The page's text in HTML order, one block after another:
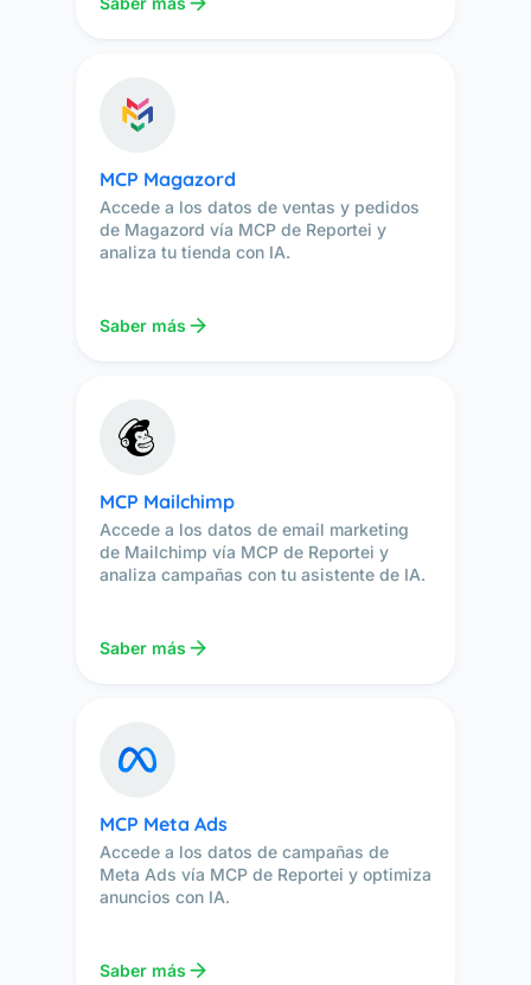
MCP Magazord
Accede a los datos de ventas y pedidos
de Magazord vía MCP de Reportei y
analiza tu tienda con IA.
Saber más
MCP Mailchimp
Accede a los datos de email marketing
de Mailchimp vía MCP de Reportei y
analiza campañas con tu asistente de IA.
Saber más
MCP Meta Ads
Accede a los datos de campañas de
Meta Ads vía MCP de Reportei y optimiza
anuncios con IA.
Saber más